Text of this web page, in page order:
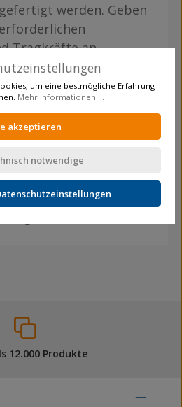
werden. Geben
Tragkräfte an.
mm
22 mm
12.000 Produkte
um eine bestmögliche Erfahrung
Mehr Informationen ...
akzeptieren
notwendige